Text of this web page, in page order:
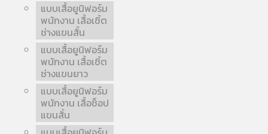
แบบเสื้อยูนิฟอร์ม
พนักงาน เสื้อเชิ้ต
ช่างแขนสั้น
แบบเสื้อยูนิฟอร์ม
พนักงาน เสื้อเชิ้ต
ช่างแขนยาว
แบบเสื้อยูนิฟอร์ม
พนักงาน เสื้อช็อป
แขนสั้น